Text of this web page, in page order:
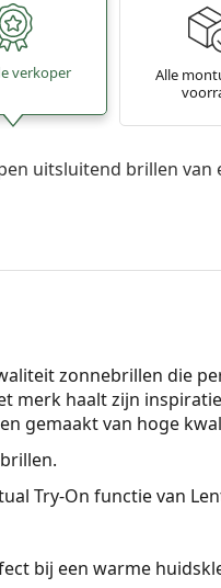
verkoper
Alle
uitsluitend brillen van
zonnebrillen die
merk haalt zijn
gemaakt van hoge
Try-On functie van
bij een warme